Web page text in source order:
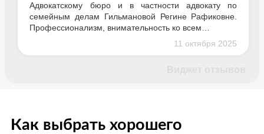
Адвокатскому бюро и в частности адвокату по
семейным делам Гильмановой Регине Рафиковне.
Профессионализм, внимательность ко всем…
11 октября 2025
Как выбрать хорошего